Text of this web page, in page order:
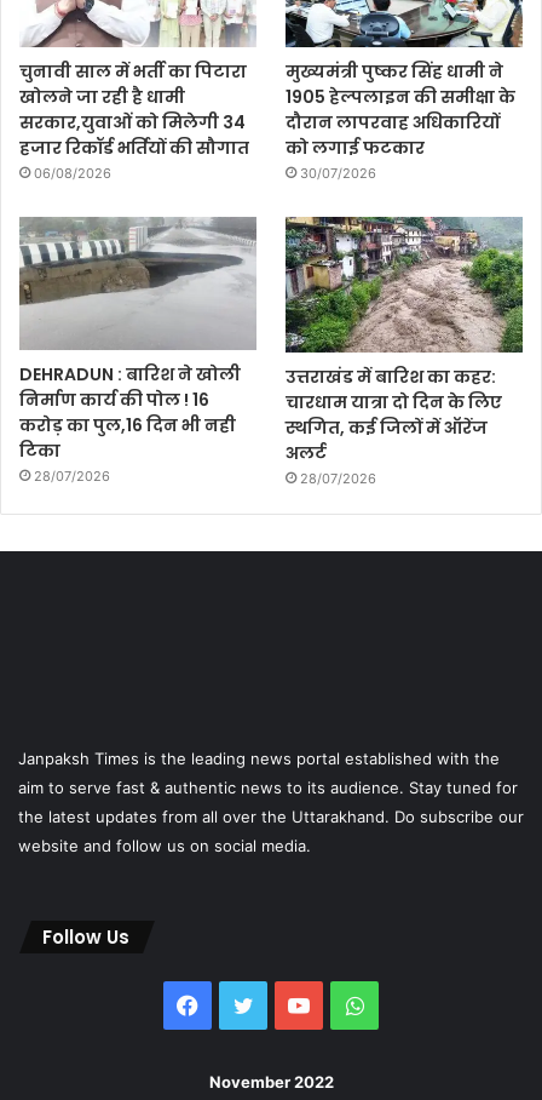
चुनावी साल में भर्ती का पिटारा
खोलने जा रही है धामी
सरकार,युवाओं को मिलेगी 34
हजार रिकॉर्ड भर्तियों की सौगात
06/08/2026
मुख्यमंत्री पुष्कर सिंह धामी ने
1905 हेल्पलाइन की समीक्षा के
दौरान लापरवाह अधिकारियों
को लगाई फटकार
30/07/2026
DEHRADUN : बारिश ने खोली
निर्माण कार्य की पोल ! 16
करोड़ का पुल,16 दिन भी नही
टिका
28/07/2026
उत्तराखंड में बारिश का कहर:
चारधाम यात्रा दो दिन के लिए
स्थगित, कई जिलों में ऑरेंज
अलर्ट
28/07/2026
Janpaksh Times is the leading news portal established with the
aim to serve fast & authentic news to its audience. Stay tuned for
the latest updates from all over the Uttarakhand. Do subscribe our
website and follow us on social media.
Follow Us
Facebook
Twitter YouTubeWhatsApp
November 2022